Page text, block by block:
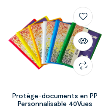
Protège-documents en PP
Personnalisable 40Vues